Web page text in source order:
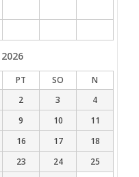
2026
PT SO
N
2 3
4
9 10
11
16 17
18
23 24
25